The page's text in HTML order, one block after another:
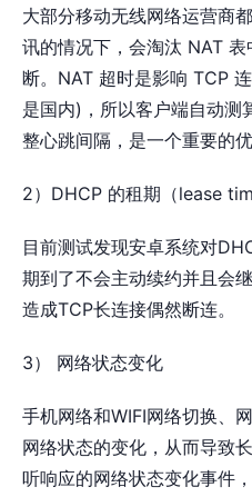
大部分移动无线网络运营商
讯的情况下，会淘汰 NAT
断。NAT 超时是影响 TCP
是国内)，所以客户端自动测
整心跳间隔，是一个重要的优
2）DHCP 的租期（lease
目前测试发现安卓系统对
期到了不会主动续约并且会
造成TCP长连接偶然断连。
3） 网络状态变化
手机网络和WIFI网络切换、
网络状态的变化，从而导致
听响应的网络状态变化事件